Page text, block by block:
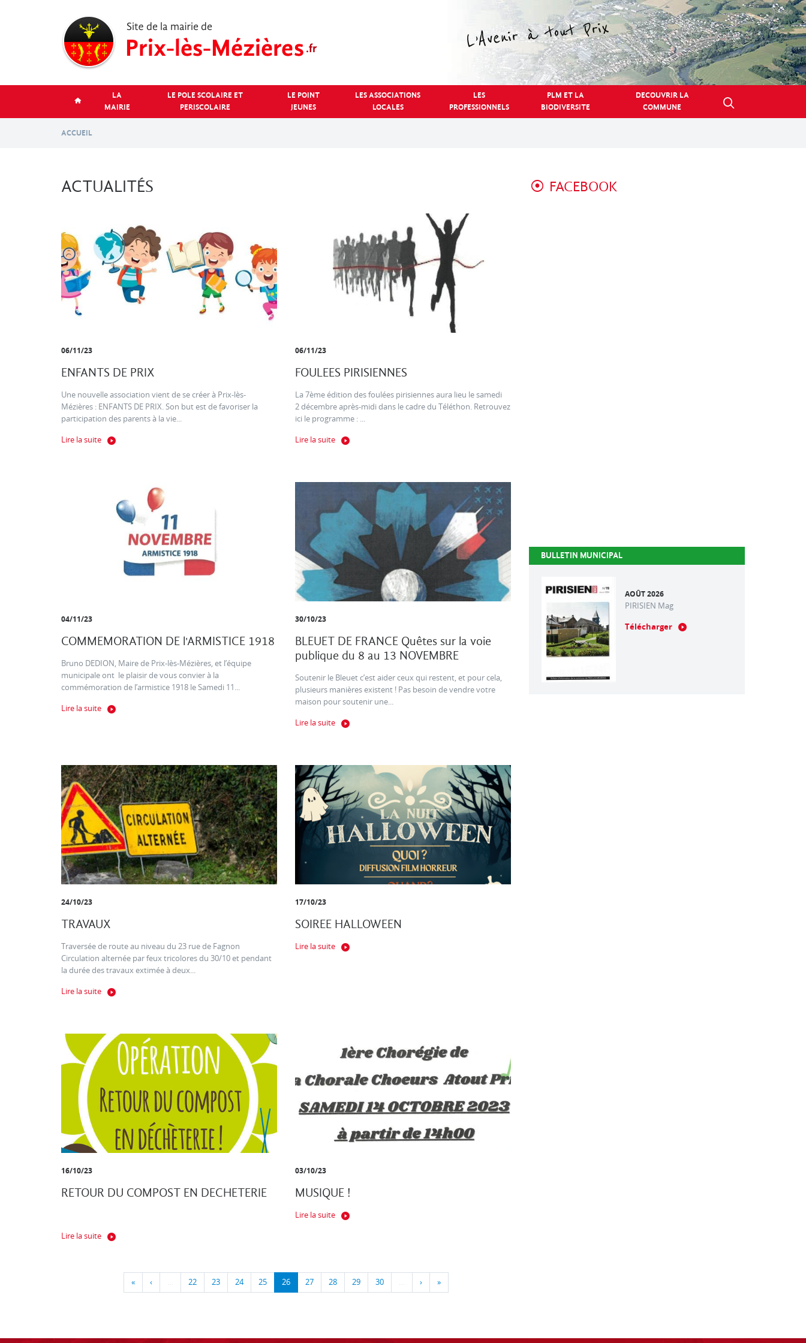
LA
MAIRIE
LE POLE SCOLAIRE ET
PERISCOLAIRE
LE POINT
JEUNES
LES ASSOCIATIONS
LOCALES
LES
PROFESSIONNELS
PLM ET LA
BIODIVERSITE
DECOUVRIR LA
COMMUNE
ACCUEIL
ACTUALITÉS
06/11/23
ENFANTS DE PRIX
Une nouvelle association vient de se créer à Prix-lès-
Mézières : ENFANTS DE PRIX. Son but est de favoriser la
participation des parents à la vie...
Lire la suite
06/11/23
FOULEES PIRISIENNES
La 7ème édition des foulées pirisiennes aura lieu le samedi
2 décembre après-midi dans le cadre du Téléthon. Retrouvez
ici le programme : ...
Lire la suite
04/11/23
COMMEMORATION DE l'ARMISTICE 1918
Bruno DEDION, Maire de Prix-lès-Mézières, et l’équipe
municipale ont le plaisir de vous convier à la
commémoration de l’armistice 1918 le Samedi 11...
Lire la suite
30/10/23
BLEUET DE FRANCE Quêtes sur la voie
publique du 8 au 13 NOVEMBRE
Soutenir le Bleuet c’est aider ceux qui restent, et pour cela,
plusieurs manières existent ! Pas besoin de vendre votre
maison pour soutenir une...
Lire la suite
24/10/23
TRAVAUX
Traversée de route au niveau du 23 rue de Fagnon
Circulation alternée par feux tricolores du 30/10 et pendant
la durée des travaux extimée à deux...
Lire la suite
17/10/23
SOIREE HALLOWEEN
Lire la suite
16/10/23
RETOUR DU COMPOST EN DECHETERIE
Lire la suite
03/10/23
MUSIQUE !
Lire la suite
« ‹ … 22 23 24 25 26 27 28 29 30 … › »
FACEBOOK
BULLETIN MUNICIPAL
AOÛT 2026
PIRISIEN Mag
Télécharger